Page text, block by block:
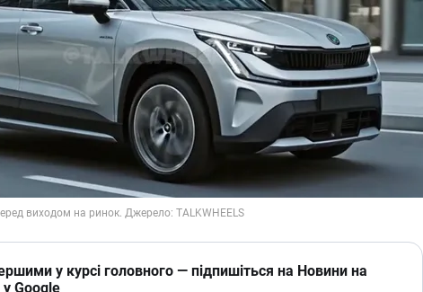
у курсі головного — підпишіться на Новини на
у Google